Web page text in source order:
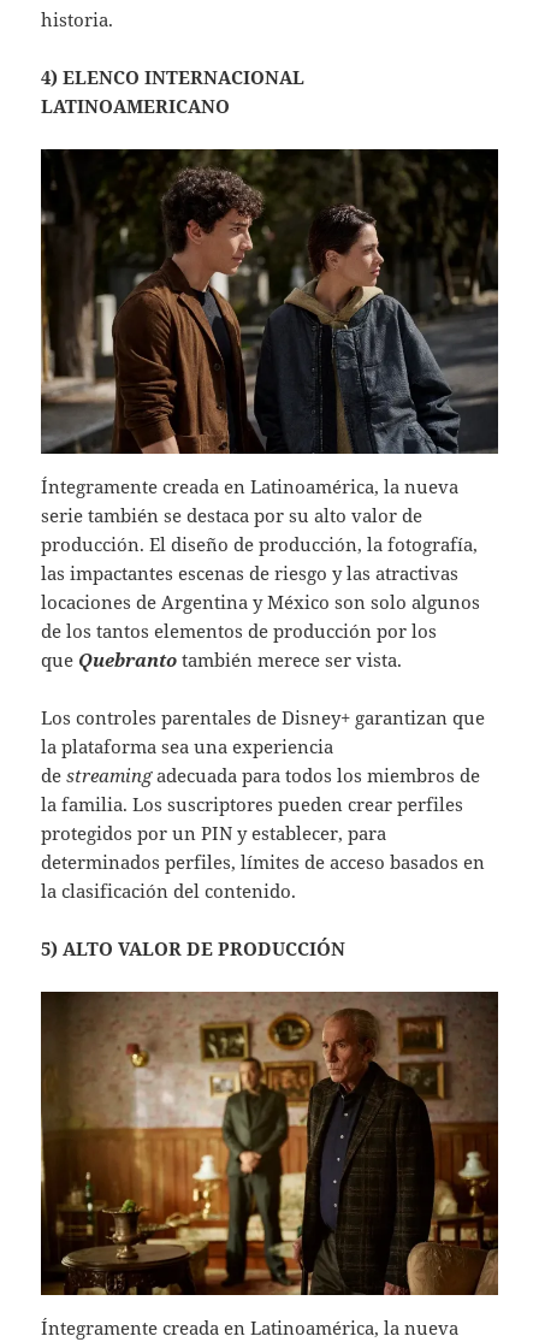
historia.
4) ELENCO INTERNACIONAL
LATINOAMERICANO
Íntegramente creada en Latinoamérica, la nueva
serie también se destaca por su alto valor de
producción. El diseño de producción, la fotografía,
las impactantes escenas de riesgo y las atractivas
locaciones de Argentina y México son solo algunos
de los tantos elementos de producción por los
que Quebrantotambién merece ser vista.
Los controles parentales de Disney+ garantizan que
la plataforma sea una experiencia
destreamingadecuada para todos los miembros de
la familia. Los suscriptores pueden crear perfiles
protegidos por un PIN y establecer, para
determinados perfiles, límites de acceso basados en
la clasificación del contenido.
5) ALTO VALOR DE PRODUCCIÓN
Íntegramente creada en Latinoamérica, la nueva